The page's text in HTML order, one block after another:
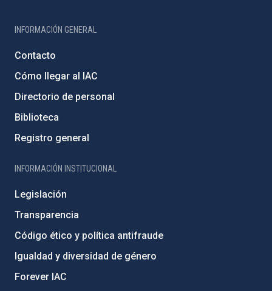
INFORMACIÓN GENERAL
Contacto
Cómo llegar al IAC
Directorio de personal
Biblioteca
Registro general
INFORMACIÓN INSTITUCIONAL
Legislación
Transparencia
Código ético y política antifraude
Igualdad y diversidad de género
Forever IAC